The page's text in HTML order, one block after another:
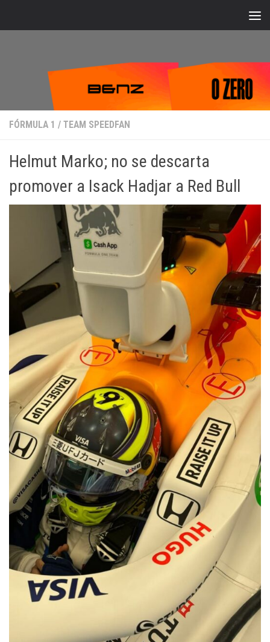
FÓRMULA 1 / TEAM SPEEDFAN
Helmut Marko; no se descarta
promover a Isack Hadjar a Red Bull